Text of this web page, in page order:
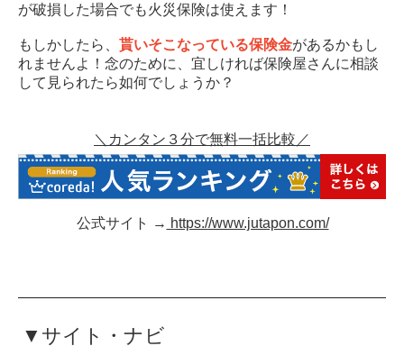
が破損した場合でも火災保険は使えます！
もしかしたら、 貰いそこなっている保険金があるかもし
れませんよ！念のために、宜しければ保険屋さんに相談
して見られたら如何でしょうか？
＼カンタン３分で無料一括比較／
公式サイト → https://www.jutapon.com/
▼サイト・ナビ